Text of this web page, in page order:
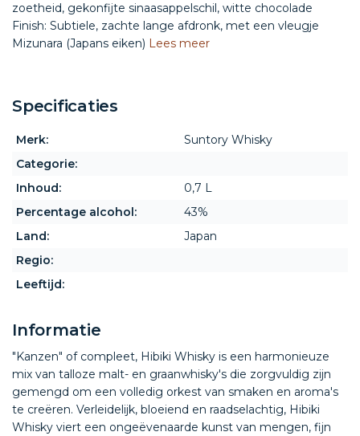
zoetheid, gekonfijte sinaasappelschil, witte chocolade
Finish: Subtiele, zachte lange afdronk, met een vleugje
Mizunara (Japans eiken) Lees meer
Specificaties
Merk:
Suntory Whisky
Categorie:
Inhoud:
0,7 L
Percentage alcohol:
43%
Land:
Japan
Regio:
Leeftijd:
Informatie
"Kanzen" of compleet, Hibiki Whisky is een harmonieuze
mix van talloze malt- en graanwhisky's die zorgvuldig zijn
gemengd om een ​​volledig orkest van smaken en aroma's
te creëren. Verleidelijk, bloeiend en raadselachtig, Hibiki
Whisky viert een ongeëvenaarde kunst van mengen, fijn